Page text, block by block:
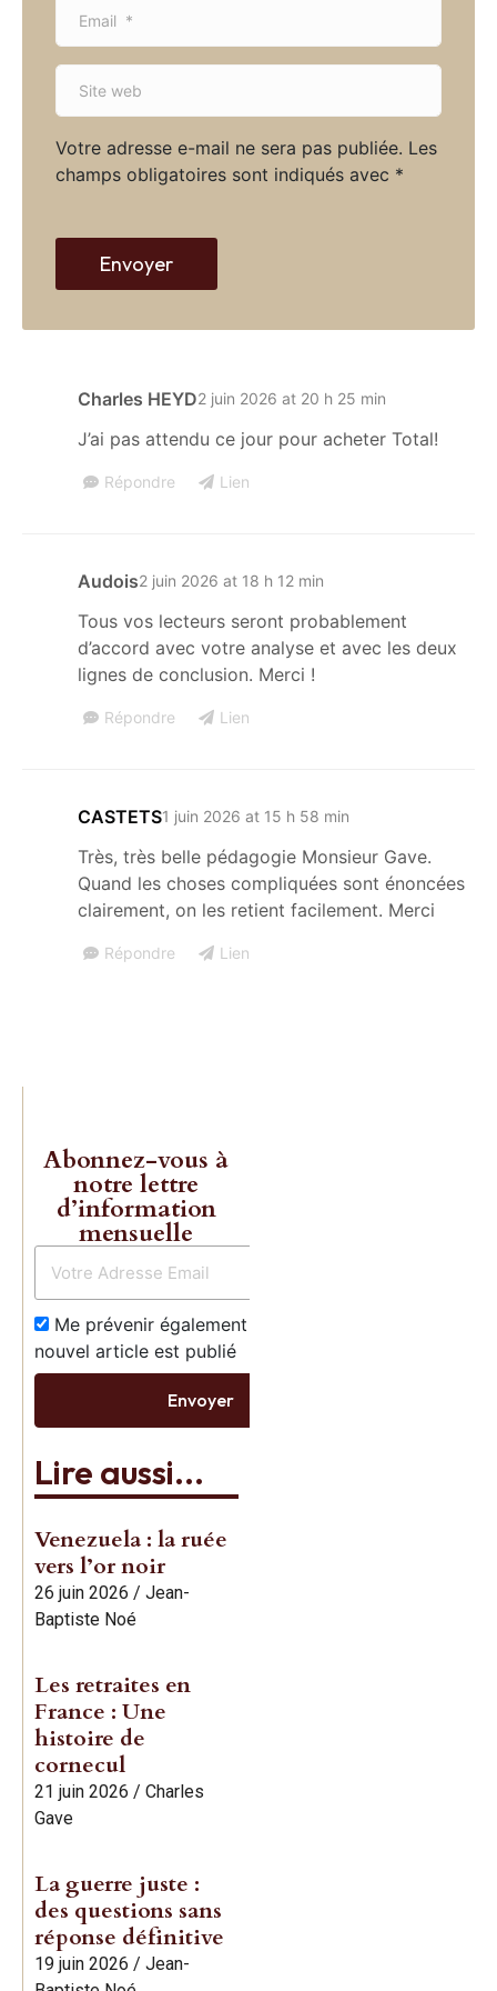
Charles HEYD2 juin 2026 at 20 h 25 min
J’ai pas attendu ce jour pour acheter Total!
Répondre Lien
Audois2 juin 2026 at 18 h 12 min
Tous vos lecteurs seront probablement
d’accord avec votre analyse et avec les deux
lignes de conclusion. Merci !
Répondre Lien
CASTETS1 juin 2026 at 15 h 58 min
Très, très belle pédagogie Monsieur Gave.
Quand les choses compliquées sont énoncées
clairement, on les retient facilement. Merci
Répondre Lien
Votre adresse e-mail ne sera pas publiée. Les
champs obligatoires sont indiqués avec *
*
E
a
l
*
S
e
w
b
Envoyer
Abonnez-vous à
notre lettre
d’information
mensuelle
Me prévenir également dès qu’un
nouvel article est publié
Envoyer
Lire aussi...
Venezuela : la ruée
vers l’or noir
26 juin 2026 / Jean-
Baptiste Noé
Les retraites en
France : Une
histoire de
cornecul
21 juin 2026 / Charles
Gave
La guerre juste :
des questions sans
réponse définitive
19 juin 2026 / Jean-